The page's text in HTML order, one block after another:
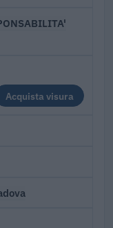
Acquista visura